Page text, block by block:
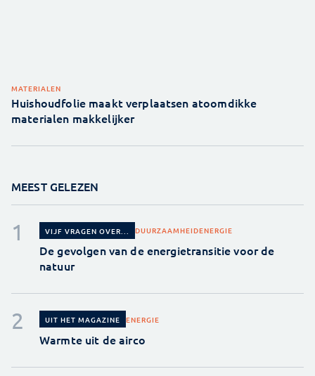
MATERIALEN
Huishoudfolie maakt verplaatsen atoomdikke
materialen makkelijker
MEEST GELEZEN
VIJF VRAGEN OVER... DUURZAAMHEIDENERGIE
De gevolgen van de energietransitie voor de
natuur
UIT HET MAGAZINE ENERGIE
Warmte uit de airco